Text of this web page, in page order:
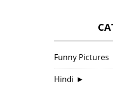
Funny Pictures
Hindi ►